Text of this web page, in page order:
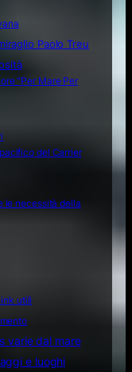
Paolo Treu
"Per Mare Per
del Carrier
le necessità della
utili
varie dal mare
e luoghi